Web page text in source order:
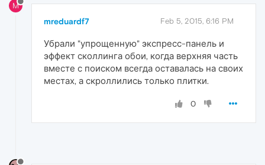
M
mreduardf7 Feb 5, 2015, 6:16 PM
Убрали "упрощенную" экспресс-панель и
эффект сколлинга обои, когда верхняя часть
вместе с поиском всегда оставалась на своих
местах, а скроллились только плитки.
0